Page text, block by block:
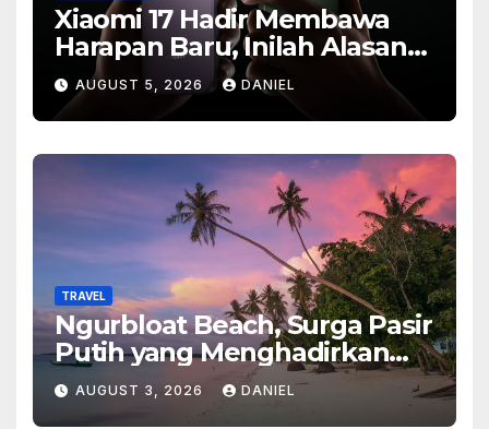
Xiaomi 17 Hadir Membawa
Harapan Baru, Inilah Alasan
Banyak Orang Menantikan
Ponsel Flagship Ini
AUGUST 5, 2026 DANIEL
TRAVEL
Ngurbloat Beach, Surga Pasir
Putih yang Menghadirkan
Ketenangan dan Pesona
Alam Tak Terlupakan
AUGUST 3, 2026 DANIEL